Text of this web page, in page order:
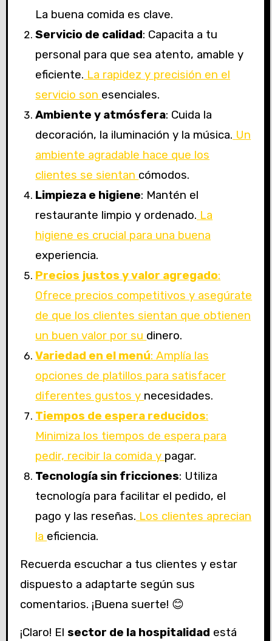
La buena comida es clave.
Servicio de calidad: Capacita a tu
personal para que sea atento, amable y
eficiente. La rapidez y precisión en el
servicio son esenciales.
Ambiente y atmósfera: Cuida la
decoración, la iluminación y la música. Un
ambiente agradable hace que los
clientes se sientan cómodos.
Limpieza e higiene: Mantén el
restaurante limpio y ordenado. La
higiene es crucial para una buena
experiencia.
Precios justos y valor agregado:
Ofrece precios competitivos y asegúrate
de que los clientes sientan que obtienen
un buen valor por su dinero.
Variedad en el menú: Amplía las
opciones de platillos para satisfacer
diferentes gustos y necesidades.
Tiempos de espera reducidos:
Minimiza los tiempos de espera para
pedir, recibir la comida y pagar.
Tecnología sin fricciones: Utiliza
tecnología para facilitar el pedido, el
pago y las reseñas. Los clientes aprecian
la eficiencia.
Recuerda escuchar a tus clientes y estar
dispuesto a adaptarte según sus
comentarios. ¡Buena suerte! 😊
¡Claro! El sector de la hospitalidad está